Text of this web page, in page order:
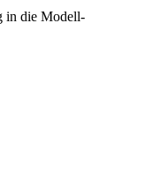
in die Modell-